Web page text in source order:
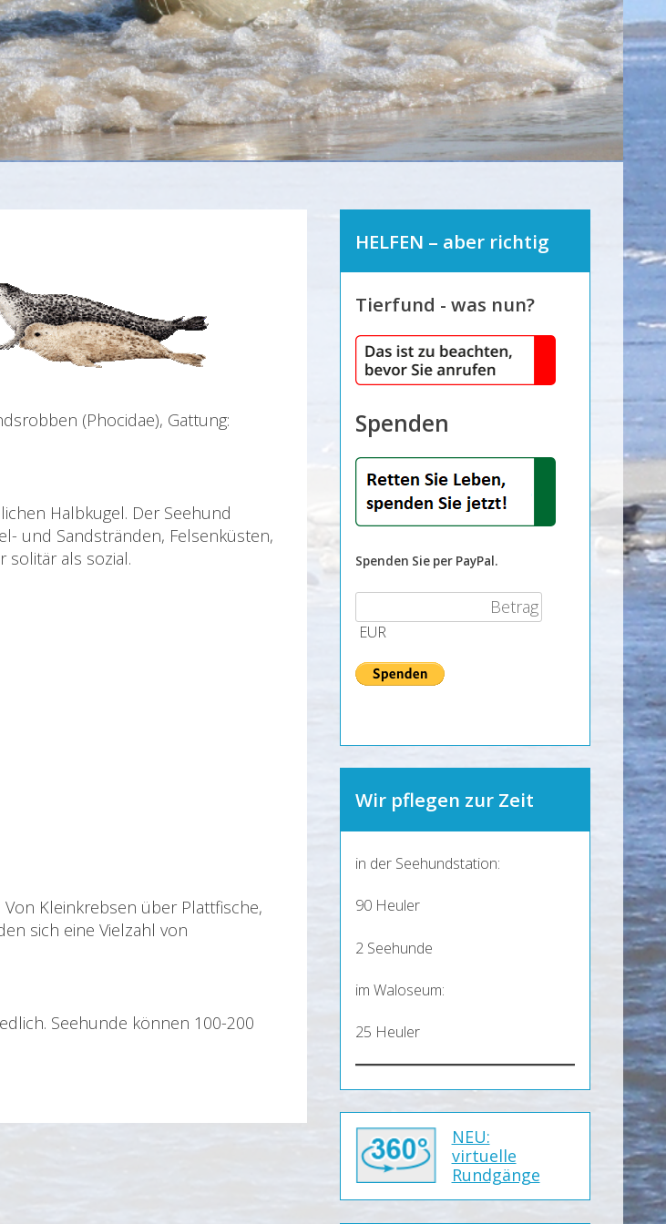
(Phocidae), Gattung:
Halbkugel. Der Seehund
und Sandstränden, Felsenküsten,
solitär als sozial.
Kleinkrebsen über Plattfische,
sich eine Vielzahl von
Seehunde können 100-200
HELFEN – aber richtig
Tierfund - was nun?
Spenden
Spenden Sie per PayPal.
EUR
Wir pflegen zur Zeit
in der Seehundstation:
90 Heuler
2 Seehunde
im Waloseum:
25 Heuler
NEU:
virtuelle
Rundgänge